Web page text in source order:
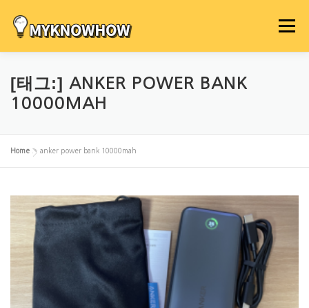
로
메뉴
[태그:] ANKER POWER BANK
10000MAH
Home » anker power bank 10000mah